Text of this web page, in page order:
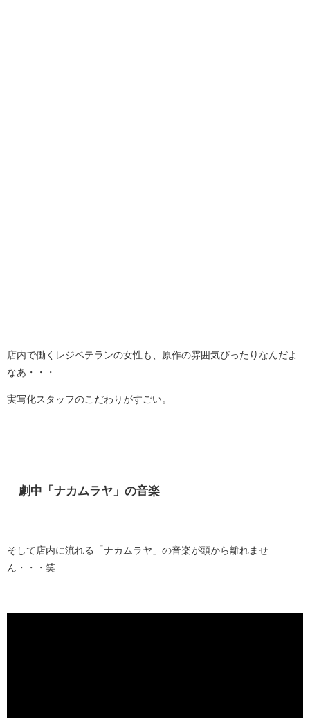
店内で働くレジベテランの女性も、原作の雰囲気ぴったりなんだよ
なあ・・・
実写化スタッフのこだわりがすごい。
劇中「ナカムラヤ」の音楽
そして店内に流れる「ナカムラヤ」の音楽が頭から離れませ
ん・・・笑